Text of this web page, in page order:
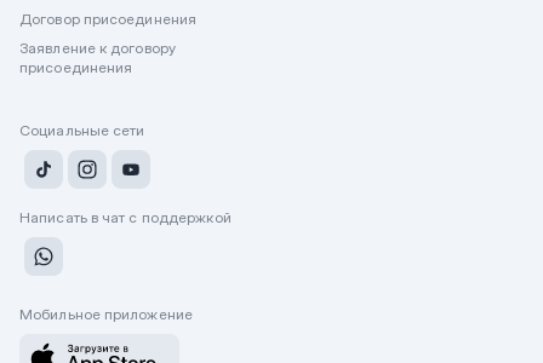
Договор присоединения
Заявление к договору
присоединения
Социальные сети
Написать в чат с поддержкой
Мобильное приложение